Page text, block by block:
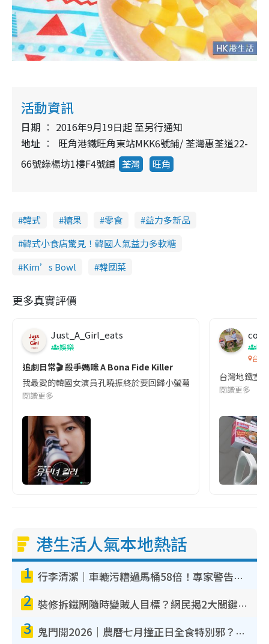
活動資訊
日期
2016年9月19日起 至另行通知
地址
旺角港鐵旺角東站MKK6號鋪/ 荃灣惠荃道22-
66號綠楊坊1樓F4號鋪
荃灣 旺角
韓式 糖果 零食
益力多新品
韓式小食店驚見！韓國人氣益力多軟糖
Kim’s Bowl
韓國菜
更多真實評價
Just_A_Girl_eats
娛樂
追劇日常🎬 殺手媽咪 A Bona Fide Killer
我最愛的韓國女演員孔曉振終於要回歸小螢幕啦!這次的劇本改編
閱讀更多
co
吹
台灣
台灣地鐵宣
閱讀更多
港生活人氣本地熱話
1 行李清潔｜車轆污糟過馬桶58倍！專家警告忌用酒精抹 教1招免污手除菌
2 裝修拆鐵閘隨時變賊人目標？網民揭2大關鍵用途：裝新式等於白裝？附新舊鐵閘分別
3 鬼門開2026｜農曆七月撞正日全食特別邪？專家警告切忌做一事！揭4大禁忌+2招保平安